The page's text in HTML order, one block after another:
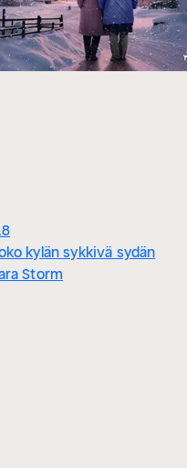
kylän sykkivä sydän
Storm